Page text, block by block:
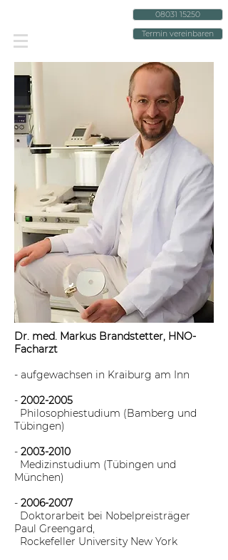
08031 15250
Termin vereinbaren
Dr. med. Markus Brandstetter, HNO-
Facharzt
- aufgewachsen in Kraiburg am Inn
- 2002-2005
Philosophiestudium (Bamberg und
Tübingen)
- 2003-2010
Medizinstudium (Tübingen und
München)
- 2006-2007
Doktorarbeit bei Nobelpreisträger
Paul Greengard,
Rockefeller University New York